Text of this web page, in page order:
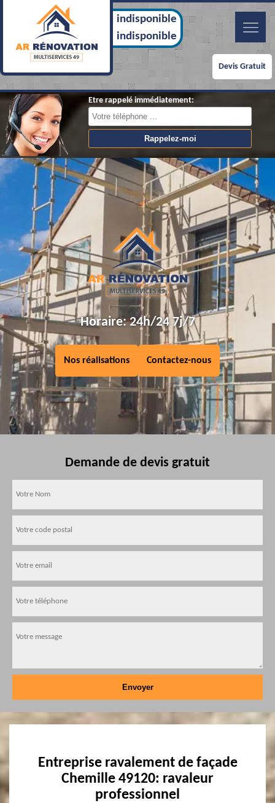
indisponible
indisponible
Devis Gratuit
Etre rappelé immédiatement:
Horaire: 24h/24 7j/7
Nos réalisations Contactez-nous
Demande de devis gratuit
Entreprise ravalement de façade
Chemille 49120: ravaleur
professionnel